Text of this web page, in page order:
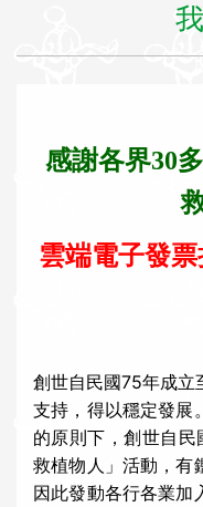
感謝各界30
雲端電子發
創世自民國75年成立
支持，得以穩定發展
的原則下，創世自
救植物人」活動，有
因此發動各行各業加